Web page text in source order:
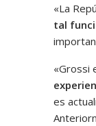
«La
tal
«Grossi
es